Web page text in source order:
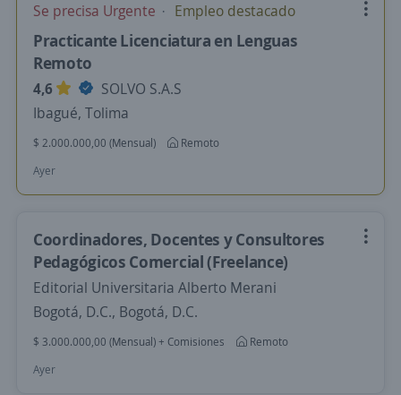
Se precisa Urgente Empleo destacado
Practicante Licenciatura en Lenguas
Remoto
4,6
SOLVO S.A.S
Ibagué, Tolima
$ 2.000.000,00 (Mensual)
Remoto
Ayer
Coordinadores, Docentes y Consultores
Pedagógicos Comercial (Freelance)
Editorial Universitaria Alberto Merani
Bogotá, D.C., Bogotá, D.C.
$ 3.000.000,00 (Mensual) + Comisiones
Remoto
Ayer